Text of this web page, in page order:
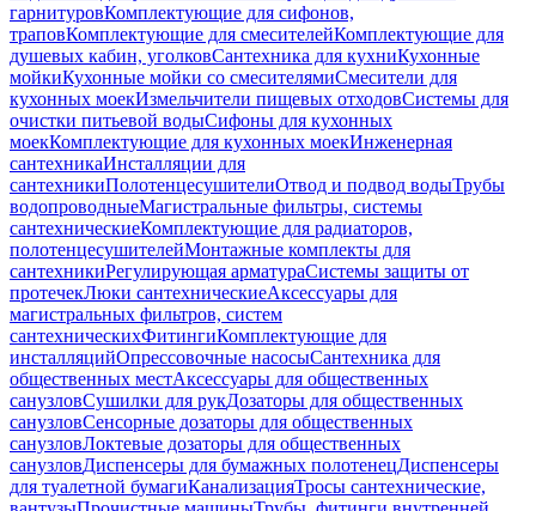
гарнитуровКомплектующие для сифонов,
траповКомплектующие для смесителейКомплектующие для
душевых кабин, уголковСантехника для кухниКухонные
мойкиКухонные мойки со смесителямиСмесители для
кухонных моекИзмельчители пищевых отходовСистемы для
очистки питьевой водыСифоны для кухонных
моекКомплектующие для кухонных моекИнженерная
сантехникаИнсталляции для
сантехникиПолотенцесушителиОтвод и подвод водыТрубы
водопроводныеМагистральные фильтры, системы
сантехническиеКомплектующие для радиаторов,
полотенцесушителейМонтажные комплекты для
сантехникиРегулирующая арматураСистемы защиты от
протечекЛюки сантехническиеАксессуары для
магистральных фильтров, систем
сантехническихФитингиКомплектующие для
инсталляцийОпрессовочные насосыСантехника для
общественных местАксессуары для общественных
санузловСушилки для рукДозаторы для общественных
санузловСенсорные дозаторы для общественных
санузловЛоктевые дозаторы для общественных
санузловДиспенсеры для бумажных полотенецДиспенсеры
для туалетной бумагиКанализацияТросы сантехнические,